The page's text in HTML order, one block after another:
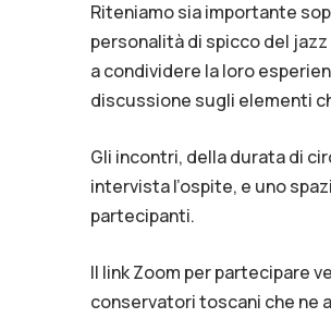
Riteniamo sia importante
personalità di spicco del
a condividere la loro
discussione sugli elementi
Gli incontri, della durata di
intervista l’ospite, e uno
partecipanti.
Il link Zoom per partecipare
conservatori toscani che ne